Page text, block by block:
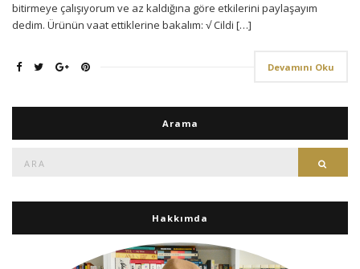
bitirmeye çalışıyorum ve az kaldığına göre etkilerini paylaşayım
dedim. Ürünün vaat ettiklerine bakalım: √ Cildi […]
Devamını Oku
Arama
Hakkımda